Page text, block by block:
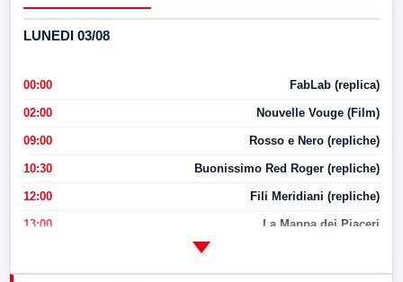
LUNEDI 03/08
00:00 FabLab (replica)
02:00 Nouvelle Vouge (Film)
09:00 Rosso e Nero (repliche)
10:30 Buonissimo Red Roger (repliche)
12:00 Fili Meridiani (repliche)
13:00 La Mappa dei Piaceri